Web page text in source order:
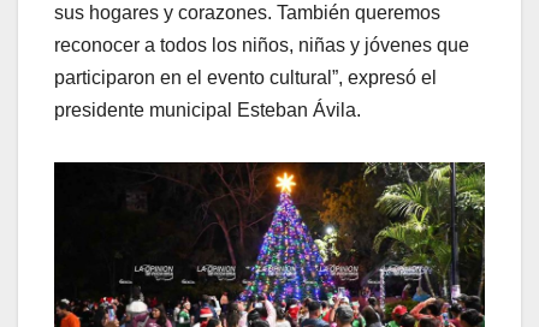
sus hogares y corazones. También queremos
reconocer a todos los niños, niñas y jóvenes que
participaron en el evento cultural”, expresó el
presidente municipal Esteban Ávila.